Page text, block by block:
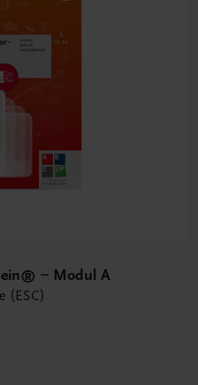
– Modul A
(ESC)